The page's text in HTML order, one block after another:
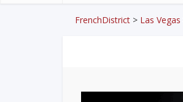
FrenchDistrict > Las Vegas